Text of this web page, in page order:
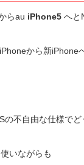
らau iPhone5 へと
から新iPhone
不自由な仕様で
いながらも